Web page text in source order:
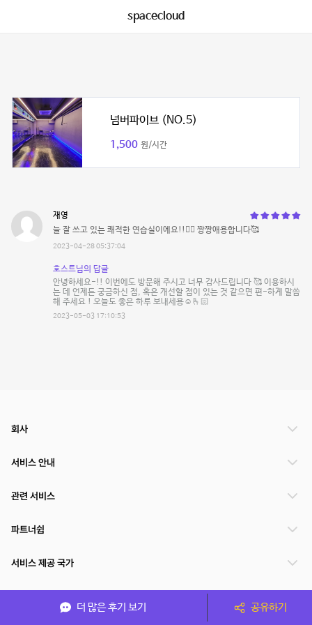
spacecloud
넘버파이브 (NO.5)
1,500 원/시간
재영
늘 잘 쓰고 있는 쾌적한 연습실이에요!!👍🏻 짱짱애용합니다🥰
2023-04-28 05:37:04
호스트님의 답글
안녕하세요-!! 이번에도 방문해 주시고 너무 감사드립니다 🥰 이용하시
는 데 언제든 궁금하신 점, 혹은 개선할 점이 있는 것 같으면 편-하게 말씀
해 주세요 ! 오늘도 좋은 하루 보내세용☺️🫰🏻
2023-05-03 17:10:53
더 많은 후기 보기 공유하기
회사
서비스 안내
관련 서비스
파트너쉽
서비스 제공 국가
(주)NSPACE 사업자정보